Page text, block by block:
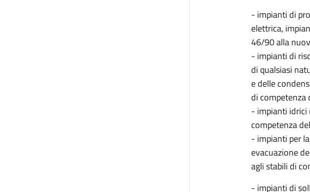
- impianti di
elettrica,
46/90 alla
- impianti di
di qualsiasi
e delle
di competenza
- impianti idrici
competenza
- impianti per
evacuazione
agli stabili di
- impianti di